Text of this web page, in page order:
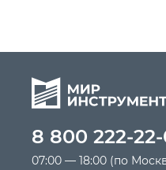
8 800 222-
07:00 — 18:00 (по